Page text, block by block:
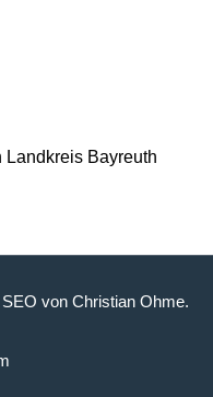
SEO von Christian Ohme.